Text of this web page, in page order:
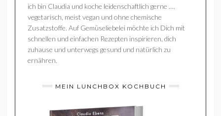
ich bin Claudia und koche leidenschaftlich gerne ….
vegetarisch, meist vegan und ohne chemische
Zusatzstoffe. Auf Gemüseliebelei möchte ich Dich mit
schnellen und einfachen Rezepten inspirieren, dich
zuhause und unterwegs gesund und natürlich zu
ernähren.
MEIN LUNCHBOX KOCHBUCH